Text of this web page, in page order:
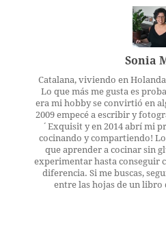
Sonia
Catalana, viviendo en Holanda
Lo que más me gusta es
era mi hobby se convirtió en
2009 empecé a escribir y
´Exquisit y en 2014 abrí mi
cocinando y compartiendo!
que aprender a cocinar sin
experimentar hasta conseguir
diferencia. Si me buscas,
entre las hojas de un libro